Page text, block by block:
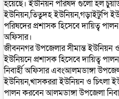
হয়েছে। ইউনিয়ন পরিষদ গুলো হল
ইউনিয়ন,তিতুদহ ইউনিয়ন,গড়াইটুপি
পরিষদের প্রশাসক হিসেবে দায়িত্ব
অফিসার।
জীবননগর উপজেলার সীমান্ত
ইউনিয়নে প্রশাসক হিসেবে দায়িত্ব
নিবার্হী অফিসার এবংআলমডাঙ্গা
ইউনিয়ন,খাসকররা ইউনিয়ন ও চিৎলা
পালন করবেন আলমডাঙ্গা উপজেলা